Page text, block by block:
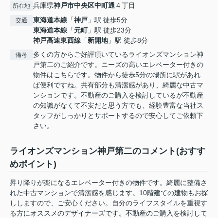
所在地 兵庫県神戸市中央区中町通４丁目
交通 東海道本線 「神戸 」駅 徒歩5分
東海道本線 「元町」駅 徒歩23分
神戸高速東西線 「新開地」駅 徒歩8分
備考
多くの方からご好評頂いているライオンズマンション神
戸第二のご紹介です。ニーズの高いエレベーター付きの
物件はこちらです。物件から徒歩5分の場所に駅があれ
ば便利ですね。共有部分も清潔感があり、綺麗な中古マ
ンションです。不動産のご購入を検討しているが不動産
の知識がなくて不安だと思う方でも、経験豊富な当社ス
タッフがしっかりとサポートするので安心してご依頼下
さい。
ライオンズマンション神戸第二のコメント(おすす
めポイント)
昇り降りが楽になるエレベーター付きの物件です。綺麗に整備さ
れた中古マンションで清潔感を感じます。10階建ての建物もお探
ししますので、ご安心ください。自分のライフスタイルを重視す
る方にオススメのデザイナーズです。不動産のご購入を検討して